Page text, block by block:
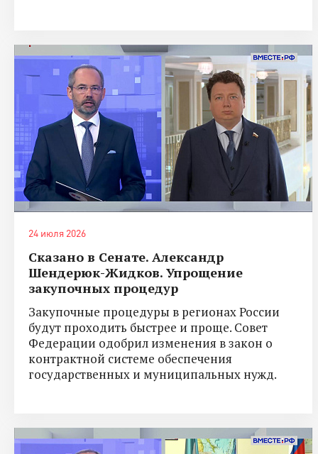
24 июля 2026
Сказано в Сенате. Александр
Шендерюк-Жидков. Упрощение
закупочных процедур
Закупочные процедуры в регионах России
будут проходить быстрее и проще. Совет
Федерации одобрил изменения в закон о
контрактной системе обеспечения
государственных и муниципальных нужд.